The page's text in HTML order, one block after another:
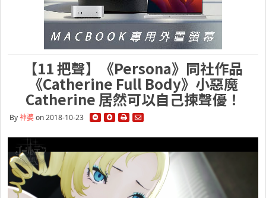
【11 把聲】《Persona》同社作品
《Catherine Full Body》小惡魔
Catherine 居然可以自己揀聲優！
By神婆on 2018-10-23